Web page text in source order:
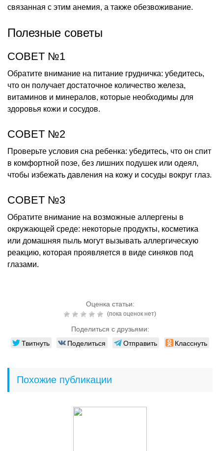
связанная с этим анемия, а также обезвоживание.
Полезные советы
СОВЕТ №1
Обратите внимание на питание грудничка: убедитесь,
что он получает достаточное количество железа,
витаминов и минералов, которые необходимы для
здоровья кожи и сосудов.
СОВЕТ №2
Проверьте условия сна ребенка: убедитесь, что он спит
в комфортной позе, без лишних подушек или одеял,
чтобы избежать давления на кожу и сосуды вокруг глаз.
СОВЕТ №3
Обратите внимание на возможные аллергены в
окружающей среде: некоторые продукты, косметика
или домашняя пыль могут вызывать аллергическую
реакцию, которая проявляется в виде синяков под
глазами.
Оценка статьи:
(пока оценок нет)
Поделиться с друзьями:
Твитнуть Поделиться Отправить Класснуть
Похожие публикации